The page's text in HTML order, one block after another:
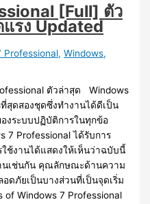
[Full] ตัว
รง Updated
Professional,Windows,
ตัวล่าสุด Windows
สุดสองชุดซึ่งทำงานได้ดีเป็น
งระบบปฏิบัติการในทุกข้อ
7 Professional ได้รับการ
ช้งานได้แสดงให้เห็นว่าฉบับนี้
นเช่นกัน คุณลักษณะด้านความ
ดภัยเป็นบางส่วนที่เป็นจุดเริ่ม
Windows 7 Professional